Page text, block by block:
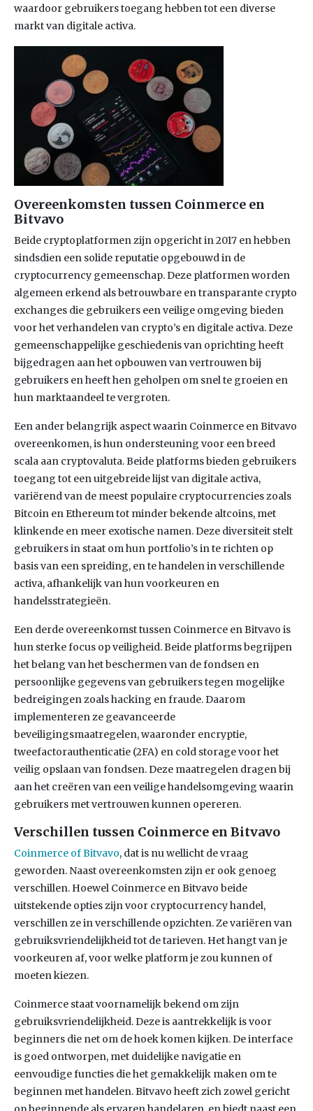
waardoor gebruikers toegang hebben tot een diverse
markt van digitale activa.
Overeenkomsten tussen Coinmerce en
Bitvavo
Beide cryptoplatformen zijn opgericht in 2017 en hebben
sindsdien een solide reputatie opgebouwd in de
cryptocurrency gemeenschap. Deze platformen worden
algemeen erkend als betrouwbare en transparante crypto
exchanges die gebruikers een veilige omgeving bieden
voor het verhandelen van crypto’s en digitale activa. Deze
gemeenschappelijke geschiedenis van oprichting heeft
bijgedragen aan het opbouwen van vertrouwen bij
gebruikers en heeft hen geholpen om snel te groeien en
hun marktaandeel te vergroten.
Een ander belangrijk aspect waarin Coinmerce en Bitvavo
overeenkomen, is hun ondersteuning voor een breed
scala aan cryptovaluta. Beide platforms bieden gebruikers
toegang tot een uitgebreide lijst van digitale activa,
variërend van de meest populaire cryptocurrencies zoals
Bitcoin en Ethereum tot minder bekende altcoins, met
klinkende en meer exotische namen. Deze diversiteit stelt
gebruikers in staat om hun portfolio’s in te richten op
basis van een spreiding, en te handelen in verschillende
activa, afhankelijk van hun voorkeuren en
handelsstrategieën.
Een derde overeenkomst tussen Coinmerce en Bitvavo is
hun sterke focus op veiligheid. Beide platforms begrijpen
het belang van het beschermen van de fondsen en
persoonlijke gegevens van gebruikers tegen mogelijke
bedreigingen zoals hacking en fraude. Daarom
implementeren ze geavanceerde
beveiligingsmaatregelen, waaronder encryptie,
tweefactorauthenticatie (2FA) en cold storage voor het
veilig opslaan van fondsen. Deze maatregelen dragen bij
aan het creëren van een veilige handelsomgeving waarin
gebruikers met vertrouwen kunnen opereren.
Verschillen tussen Coinmerce en Bitvavo
Coinmerce of Bitvavo, dat is nu wellicht de vraag
geworden. Naast overeenkomsten zijn er ook genoeg
verschillen. Hoewel Coinmerce en Bitvavo beide
uitstekende opties zijn voor cryptocurrency handel,
verschillen ze in verschillende opzichten. Ze variëren van
gebruiksvriendelijkheid tot de tarieven. Het hangt van je
voorkeuren af, voor welke platform je zou kunnen of
moeten kiezen.
Coinmerce staat voornamelijk bekend om zijn
gebruiksvriendelijkheid. Deze is aantrekkelijk is voor
beginners die net om de hoek komen kijken. De interface
is goed ontworpen, met duidelijke navigatie en
eenvoudige functies die het gemakkelijk maken om te
beginnen met handelen. Bitvavo heeft zich zowel gericht